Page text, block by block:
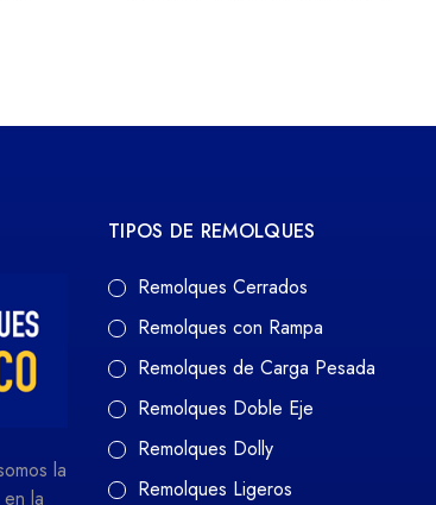
la
la
TIPOS DE REMOLQUES
Remolques Cerrados
Remolques con Rampa
Remolques de Carga Pesada
Remolques Doble Eje
Remolques Dolly
Remolques Ligeros